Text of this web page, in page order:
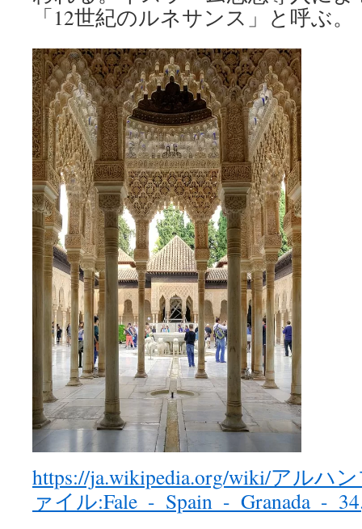
「12世紀のルネサンス」と呼ぶ。
https://ja.wikipedia.org/wiki/アルハ
ァイル:Fale_-_Spain_-_Granada_-